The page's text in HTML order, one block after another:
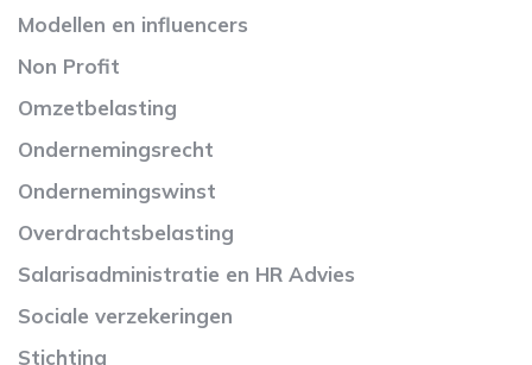
Modellen en influencers
Non Profit
Omzetbelasting
Ondernemingsrecht
Ondernemingswinst
Overdrachtsbelasting
Salarisadministratie en HR Advies
Sociale verzekeringen
Stichting